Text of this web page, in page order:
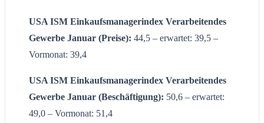
USA ISM Einkaufsmanagerindex Verarbeitendes
Gewerbe Januar (Preise): 44,5 – erwartet: 39,5 –
Vormonat: 39,4
USA ISM Einkaufsmanagerindex Verarbeitendes
Gewerbe Januar (Beschäftigung): 50,6 – erwartet:
49,0 – Vormonat: 51,4